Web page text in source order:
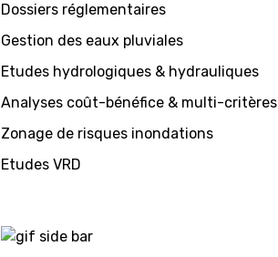
Dossiers réglementaires
Gestion des eaux pluviales
Etudes hydrologiques & hydrauliques
Analyses coût-bénéfice & multi-critères
Zonage de risques inondations
Etudes VRD